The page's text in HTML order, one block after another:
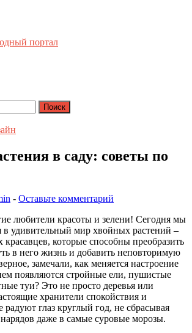
портал
в саду: советы по
- Оставьте комментарий
любители красоты и зелени! Сегодня мы
в удивительный мир хвойных растений –
красавцев, которые способны преобразить
в него жизнь и добавить неповторимую
замечали, как меняется настроение
появляются стройные ели, пушистые
туи? Это не просто деревья или
хранители спокойствия и
глаз круглый год, не сбрасывая
даже в самые суровые морозы.